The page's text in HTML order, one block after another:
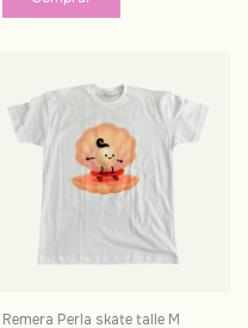
Remera Perla skate talle M